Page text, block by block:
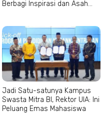
Berbagi Inspirasi dan Asah
Jadi Satu-satunya Kampus
Swasta Mitra BI, Rektor UIA: Ini
Peluang Emas Mahasiswa